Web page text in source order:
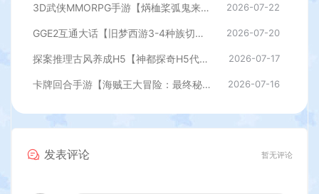
3D武侠MMORPG手游【焫桖桨弧鬼来7职业精修代金券内购版】最新整Linux手工服务端+安卓苹果双端+CDK授权后台+详细搭建教程 2026-07-22
GGE2互通大话【旧梦西游3-4种族切换】最新整理Win系服务端+安卓PC互通客户端+内置GM工具+全套源码+详细搭建教程 2026-07-20
探案推理古风养成H5【神都探奇H5代金券内购版】最新整理单机一键即玩镜像端+Linux手工服务端+CDK授权后台+详细搭建教程 2026-07-17
卡牌回合手游【海贼王大冒险：最终秘宝多区跨服版】最新整理单机一键即玩镜像端+Linux手工服务端+管理后台+CDK授权后台+安卓+详细搭建教程 2026-07-16
发表评论 暂无评论